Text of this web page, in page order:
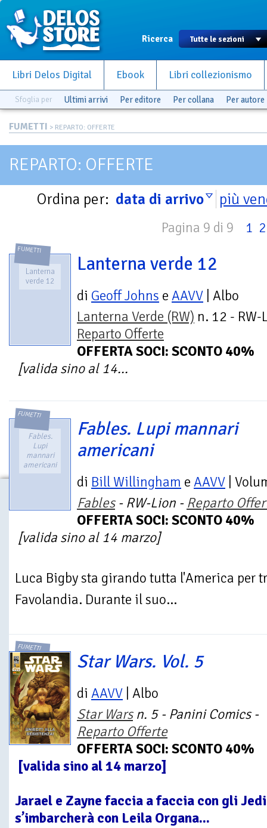
Ricerca
Libri Delos Digital Ebook Libri collezionismo
Sfoglia per Ultimi arrivi Per editore Per collana Per autore
FUMETTI > REPARTO: OFFERTE
REPARTO: OFFERTE
Ordina per: data di arrivo più
Pagina 9 di 9 1 2
FUMETTI
Lanterna
verde 12
Lanterna verde 12
di Geoff Johns e AAVV | Albo
Lanterna Verde (RW) n. 12 - RW-
Reparto Offerte
OFFERTA SOCI: SCONTO 40%
[valida sino al 14...
FUMETTI
Fables.
Lupi
mannari
americani
Fables. Lupi mannari
americani
di Bill Willingham e AAVV |
Fables- RW-Lion - Reparto
OFFERTA SOCI: SCONTO 40%
[valida sino al 14 marzo]
Luca Bigby sta girando tutta l'America per
Favolandia. Durante il suo...
FUMETTI
Star Wars. Vol. 5
di AAVV | Albo
Star Warsn. 5 - Panini Comics -
Reparto Offerte
OFFERTA SOCI: SCONTO 40%
[valida sino al 14 marzo]
Jarael e Zayne faccia a faccia con gli
s’imbarcherà con Leila Organa...